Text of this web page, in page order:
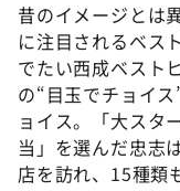
昔のイメージとは
に注目されるベス
でたい西成ベスト
の“目玉でチョイ
ョイス。「大ス
当」を選んだ忠志
店を訪れ、15種類